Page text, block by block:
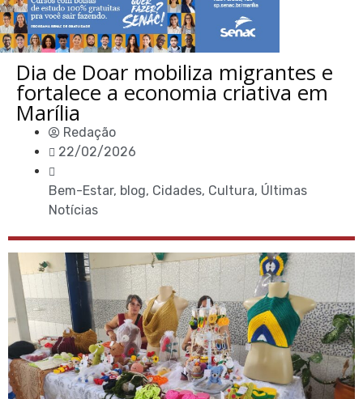
Dia de Doar mobiliza migrantes e
fortalece a economia criativa em
Marília
Redação
22/02/2026
Bem-Estar, blog, Cidades, Cultura, Últimas
Notícias